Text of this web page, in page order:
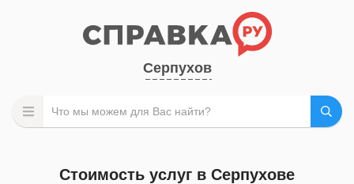
Серпухов
Стоимость услуг в Серпухове